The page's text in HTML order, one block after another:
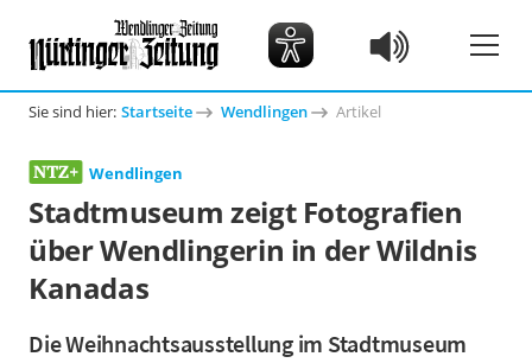
Sie sind hier: Startseite Wendlingen Artikel
Wendlingen
Stadtmuseum zeigt Fotografien
über Wendlingerin in der Wildnis
Kanadas
Die Weihnachtsausstellung im Stadtmuseum